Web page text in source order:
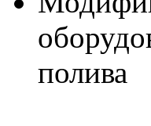
полива